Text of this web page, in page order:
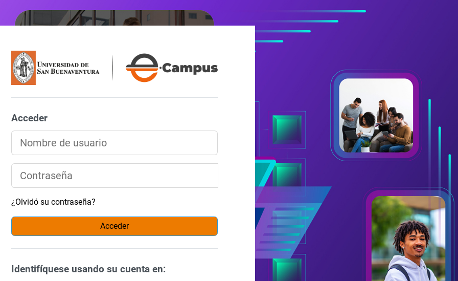
eCampus de la Universidad San Buenaventura Sede Cali
Acceder
Nombre de usuario
Contraseña
¿Olvidó su contraseña?
Acceder
Identifíquese usando su cuenta en: